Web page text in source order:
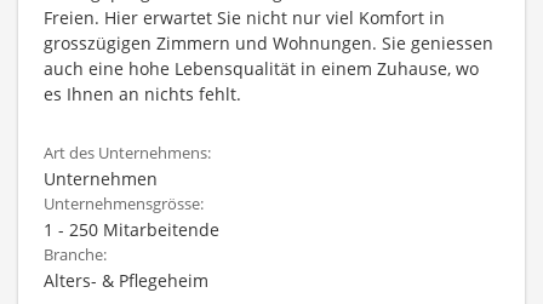
Freien. Hier erwartet Sie nicht nur viel Komfort in
grosszügigen Zimmern und Wohnungen. Sie geniessen
auch eine hohe Lebensqualität in einem Zuhause, wo
es Ihnen an nichts fehlt.
Art des Unternehmens:
Unternehmen
Unternehmensgrösse:
1 - 250 Mitarbeitende
Branche:
Alters- & Pflegeheim